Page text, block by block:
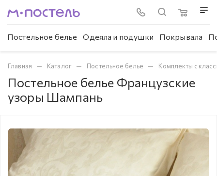
Постельное белье Одеяла и подушки Покрывала
Главная — Каталог — Постельное белье — Комплекты с
Постельное белье Французские
узоры Шампань